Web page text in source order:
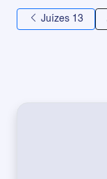
Juízes 13